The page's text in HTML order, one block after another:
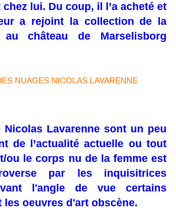
chez lui. Du coup, il l’a acheté et
a rejoint la collection de la
château de Marselisborg
Nicolas Lavarenne sont un peu
de l’actualité actuelle ou tout
ou le corps nu de la femme est
par les inquisitrices
l'angle de vue certains
les oeuvres d'art obscène.